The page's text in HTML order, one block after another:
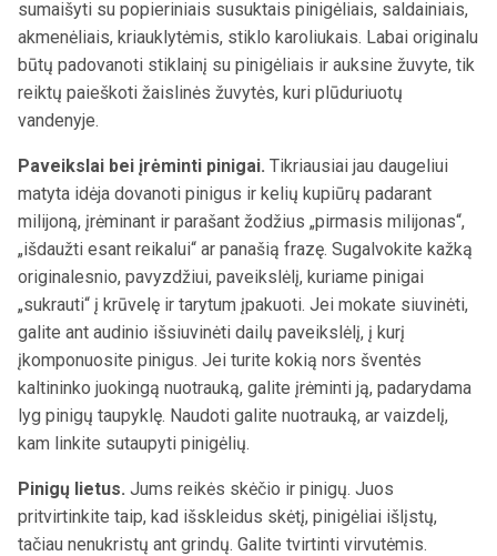
sumaišyti su popieriniais susuktais pinigėliais, saldainiais,
akmenėliais, kriauklytėmis, stiklo karoliukais. Labai originalu
būtų padovanoti stiklainį su pinigėliais ir auksine žuvyte, tik
reiktų paieškoti žaislinės žuvytės, kuri plūduriuotų
vandenyje.
Paveikslai bei įrėminti pinigai. Tikriausiai jau daugeliui
matyta idėja dovanoti pinigus ir kelių kupiūrų padarant
milijoną, įrėminant ir parašant žodžius „pirmasis milijonas“,
„išdaužti esant reikalui“ ar panašią frazę. Sugalvokite kažką
originalesnio, pavyzdžiui, paveikslėlį, kuriame pinigai
„sukrauti“ į krūvelę ir tarytum įpakuoti. Jei mokate siuvinėti,
galite ant audinio išsiuvinėti dailų paveikslėlį, į kurį
įkomponuosite pinigus. Jei turite kokią nors šventės
kaltininko juokingą nuotrauką, galite įrėminti ją, padarydama
lyg pinigų taupyklę. Naudoti galite nuotrauką, ar vaizdelį,
kam linkite sutaupyti pinigėlių.
Pinigų lietus. Jums reikės skėčio ir pinigų. Juos
pritvirtinkite taip, kad išskleidus skėtį, pinigėliai išlįstų,
tačiau nenukristų ant grindų. Galite tvirtinti virvutėmis.